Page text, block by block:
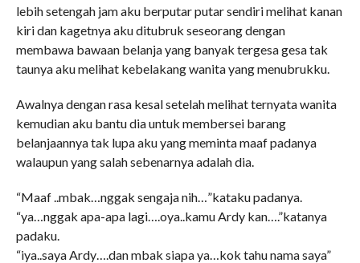
lebih setengah jam aku berputar putar sendiri melihat kanan
kiri dan kagetnya aku ditubruk seseorang dengan
membawa bawaan belanja yang banyak tergesa gesa tak
taunya aku melihat kebelakang wanita yang menubrukku.
Awalnya dengan rasa kesal setelah melihat ternyata wanita
kemudian aku bantu dia untuk membersei barang
belanjaannya tak lupa aku yang meminta maaf padanya
walaupun yang salah sebenarnya adalah dia.
“Maaf ..mbak…nggak sengaja nih…”kataku padanya.
“ya…nggak apa-apa lagi….oya..kamu Ardy kan….”katanya
padaku.
“iya..saya Ardy….dan mbak siapa ya…kok tahu nama saya”